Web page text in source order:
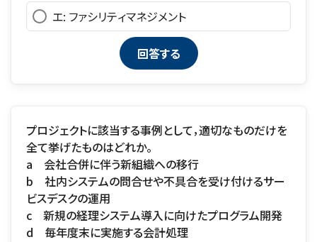
エ: ファシリティマネジメント
プロジェクトに該当する事例として，適切なものだけを
全て挙げたものはどれか。
a 会社合併に伴う新組織への移行
b 社内システムの問合せや不具合を受け付けるサー
ビスデスクの運用
c 新規の経理システム導入に向けたプログラム開発
d 毎年度末に実施する会計処理